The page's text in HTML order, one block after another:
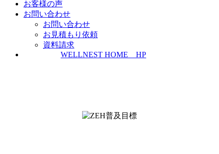
お客様の声
お問い合わせ
お問い合わせ
お見積もり依頼
資料請求
WELLNEST HOME HP